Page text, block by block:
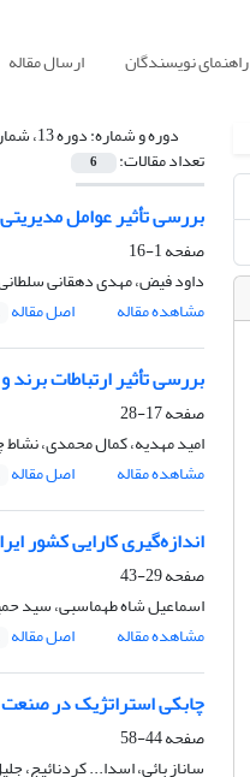
راهنمای نویسندگان ارسال مقاله
دوره و شماره:دوره 13، شماره 8، اسفند 1395
تعداد مقالات: 6
بررسی تأثیر عوامل
صفحه1-16
داود فیض، مهدی دهقانی
مشاهده مقاله
اصل مقاله
بررسی تأثیر ارتباطات
صفحه17-28
امید مهدیه، کمال محمدی،
مشاهده مقاله
اصل مقاله
اندازه‌گیری کارایی کشور
صفحه29-43
اسماعیل شاه طهماسبی، سید
مشاهده مقاله
اصل مقاله
چابکی استراتژیک در صنعت
صفحه44-58
ساناز بائی، اسدا... کردنائیج،